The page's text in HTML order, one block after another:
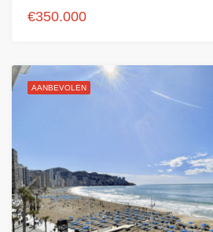
€350.000
AANBEVOLEN